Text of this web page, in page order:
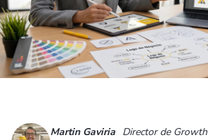
Martin Gaviria Director de Growth